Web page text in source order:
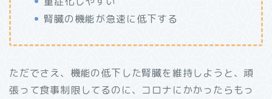
腎臓の機能が急速に低下する
ただでさえ、機能の低下した腎臓を維持しようと、頑
張って食事制限してるのに、コロナにかかったらもっ